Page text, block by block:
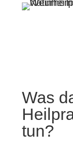
Was
tun?